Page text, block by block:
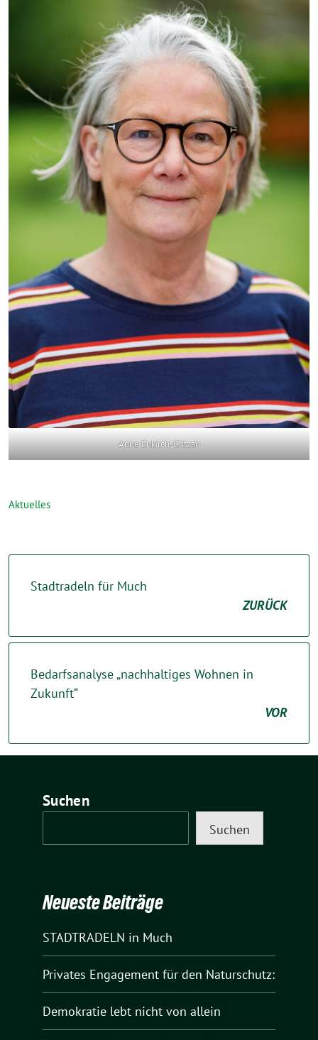
Anne Enkirch-Gritzan
Aktuelles
Stadtradeln für Much
ZURÜCK
Bedarfsanalyse „nachhaltiges Wohnen in
Zukunft“
VOR
Suchen
Suchen
Neueste Beiträge
STADTRADELN in Much
Privates Engagement für den Naturschutz:
Demokratie lebt nicht von allein